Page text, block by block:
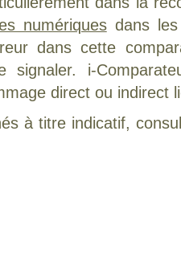
numériquesdans les
dans cette
signaler. i-
direct ou indirect
à titre indicatif,